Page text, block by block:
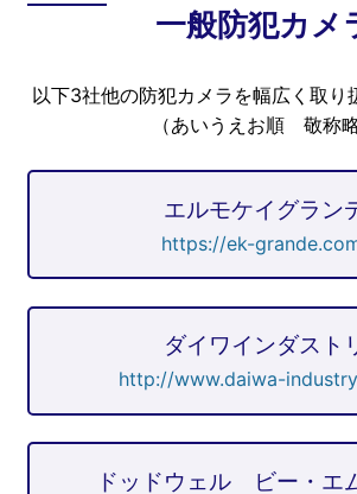
一般防犯カメ
以下3社他の防犯カメラを幅広く取り
（あいうえお順 敬称略
エルモケイグラン
https://ek-
ダイワインダスト
http://www.daiwa-
ドッドウェル ビー・エ